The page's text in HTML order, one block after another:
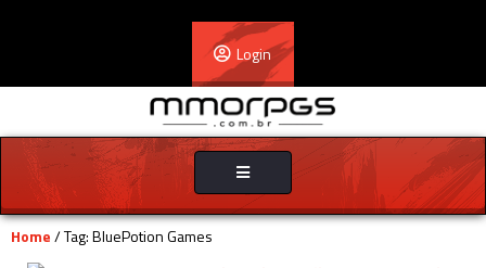
Login
Toggle
navigation
Home/ Tag: BluePotion Games